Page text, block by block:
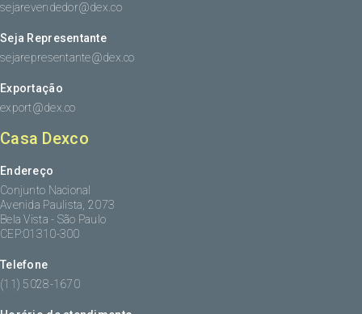
sejarevendedor@dex.co
Seja Representante
sejarepresentante@dex.co
Exportação
export@dex.co
Casa Dexco
Endereço
Conjunto Nacional
Avenida Paulista, 2073
Bela Vista - São Paulo
CEP:01310-300
Telefone
(11) 5028-1670